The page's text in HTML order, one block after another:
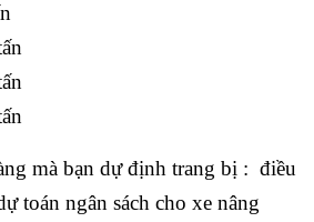
mà bạn dự định trang bị : điều
toán ngân sách cho xe nâng